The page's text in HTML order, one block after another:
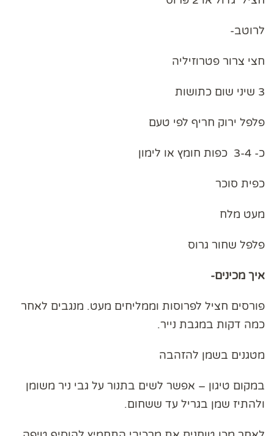
לרוטב-
חצי צרור פטרוזיליה
3 שיני שום כתושות
פלפל ירוק חריף לפי טעם
כ- 3-4 כפות חומץ או לימון
כפית סוכר
מעט מלח
פלפל שחור גרוס
איך מכינים-
פורסים חציל לפרוסות וממליחים מעט. מנגבים לאחר
כמה דקות במגבת נייר.
מטגנים בשמן להזהבה
במקום טיגון – אפשר לשים בתנור על גבי ניר משומן
ולהתיז שמן בגריל עד ששחום.